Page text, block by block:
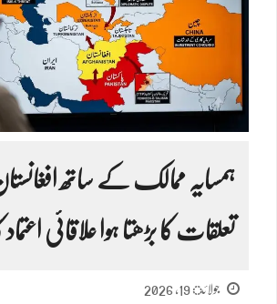
ہمسایہ ممالک کے ساتھ
تعلقات کا بڑھتا ہوا علاقائی
جولائ 19, 2026